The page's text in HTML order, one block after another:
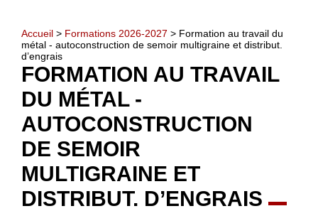
Accueil > Formations 2026-2027 > Formation au travail du
métal - autoconstruction de semoir multigraine et distribut.
d’engrais
FORMATION AU TRAVAIL
DU MÉTAL -
AUTOCONSTRUCTION
DE SEMOIR
MULTIGRAINE ET
DISTRIBUT. D’ENGRAIS